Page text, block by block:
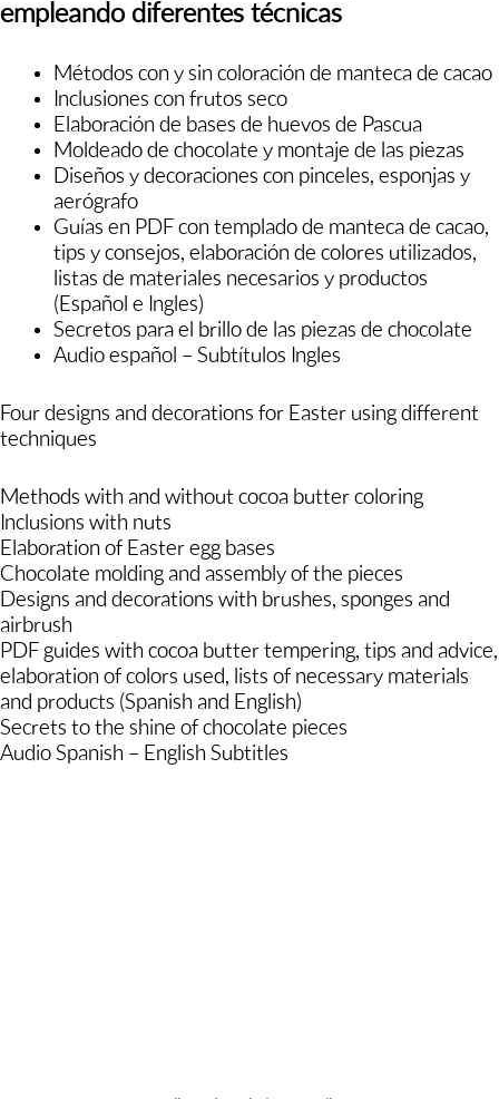
empleando diferentes técnicas
Métodos con y sin coloración de manteca de cacao
Inclusiones con frutos seco
Elaboración de bases de huevos de Pascua
Moldeado de chocolate y montaje de las piezas
Diseños y decoraciones con pinceles, esponjas y
aerógrafo
Guías en PDF con templado de manteca de cacao,
tips y consejos, elaboración de colores utilizados,
listas de materiales necesarios y productos
(Español e Ingles)
Secretos para el brillo de las piezas de chocolate
Audio español – Subtítulos Ingles
Four designs and decorations for Easter using different
techniques
Methods with and without cocoa butter coloring
Inclusions with nuts
Elaboration of Easter egg bases
Chocolate molding and assembly of the pieces
Designs and decorations with brushes, sponges and
airbrush
PDF guides with cocoa butter tempering, tips and advice,
elaboration of colors used, lists of necessary materials
and products (Spanish and English)
Secrets to the shine of chocolate pieces
Audio Spanish – English Subtitles